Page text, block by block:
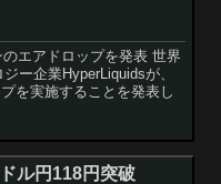
エアドロップを発表 世界
ー企業HyperLiquidsが、
を実施することを発表し
ドル円118円突破